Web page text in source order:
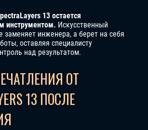
13 остается
инструментом. Искусственный
заменяет инженера, а берет на себя
оставляя специалисту
над результатом.
ОТ
13 ПОСЛЕ